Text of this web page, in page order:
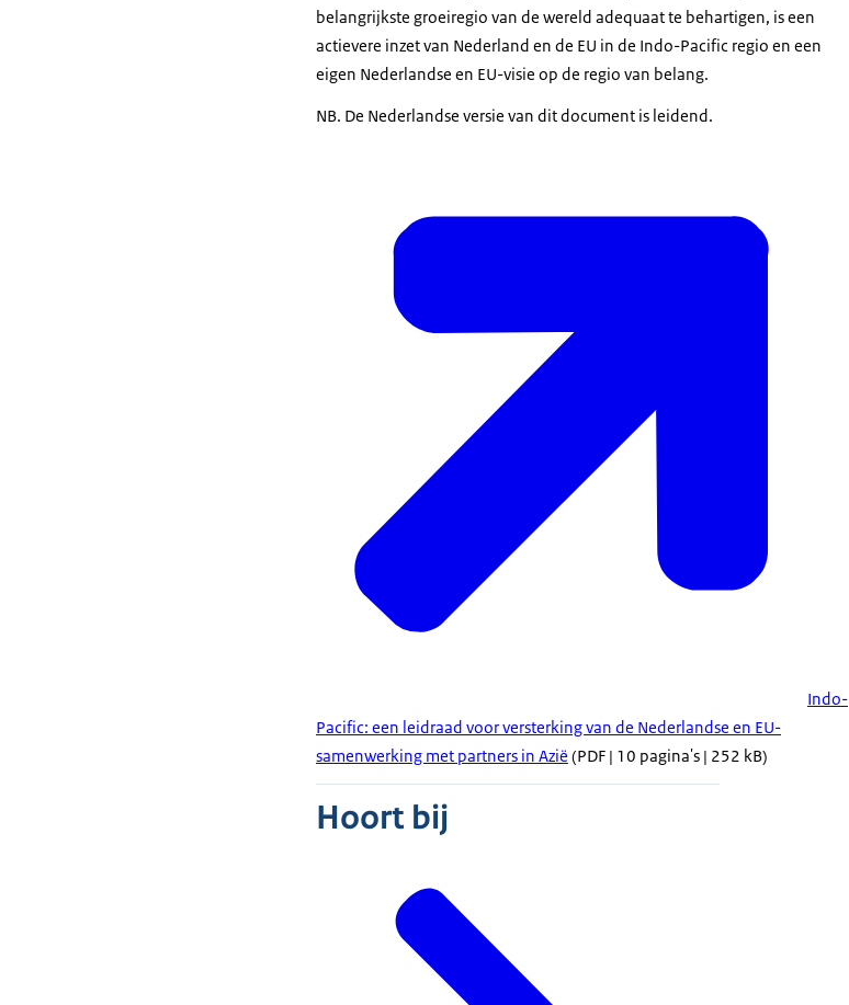
belangrijkste groeiregio van de wereld adequaat te behartigen, is een
actievere inzet van Nederland en de EU in de Indo-Pacific regio en een
eigen Nederlandse en EU-visie op de regio van belang.
NB. De Nederlandse versie van dit document is leidend.
Indo-
Pacific: een leidraad voor versterking van de Nederlandse en EU-
samenwerking met partners in Azië (PDF | 10 pagina's | 252 kB)
Hoort bij